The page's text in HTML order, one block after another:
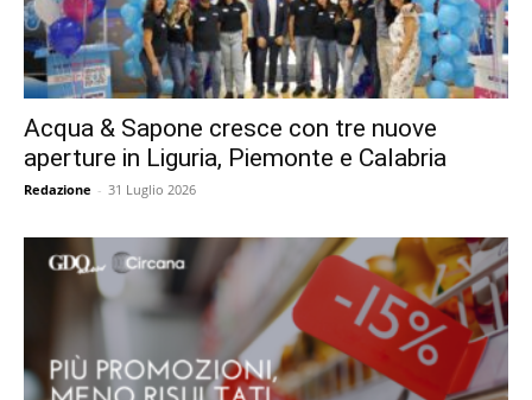
Acqua & Sapone cresce con tre nuove
aperture in Liguria, Piemonte e Calabria
Redazione - 31 Luglio 2026